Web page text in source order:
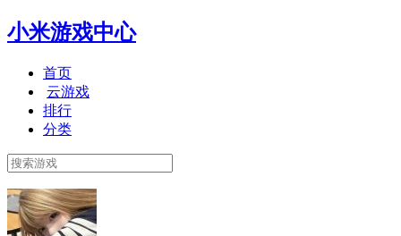
小米游戏中心
首页
云游戏
排行
分类